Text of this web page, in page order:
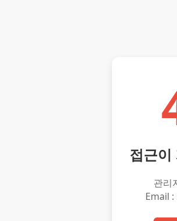
접근이
관리
Email